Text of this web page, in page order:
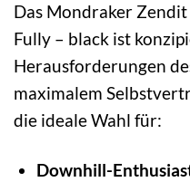
Das Mondraker
Fully – black ist
Herausforderungen
maximalem
die ideale Wahl für:
Downhill-